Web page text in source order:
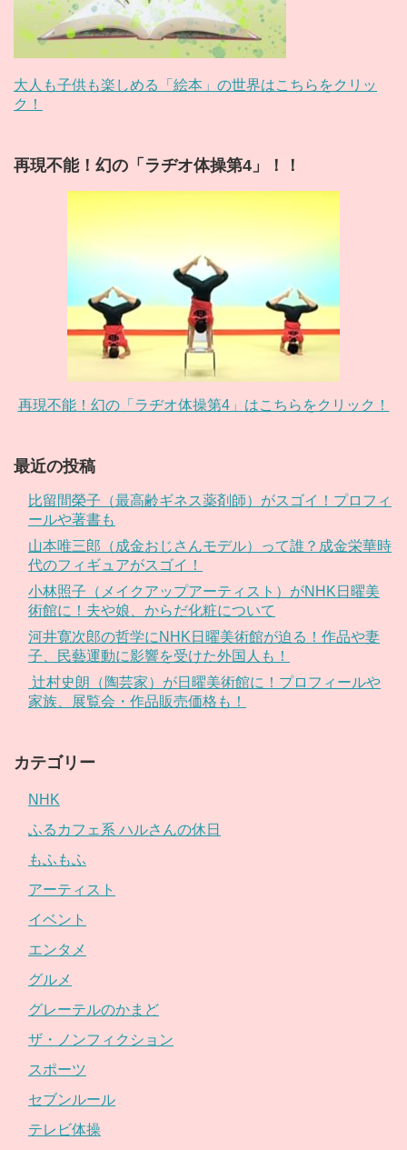
大人も子供も楽しめる「絵本」の世界はこちらをクリッ
ク！
再現不能！幻の「ラヂオ体操第4」！！
再現不能！幻の「ラヂオ体操第4」はこちらをクリック！
最近の投稿
比留間榮子（最高齢ギネス薬剤師）がスゴイ！プロフィ
ールや著書も
山本唯三郎（成金おじさんモデル）って誰？成金栄華時
代のフィギュアがスゴイ！
小林照子（メイクアップアーティスト）がNHK日曜美
術館に！夫や娘、からだ化粧について
河井寛次郎の哲学にNHK日曜美術館が迫る！作品や妻
子、民藝運動に影響を受けた外国人も！
辻村史朗（陶芸家）が日曜美術館に！プロフィールや
家族、展覧会・作品販売価格も！
カテゴリー
NHK
ふるカフェ系 ハルさんの休日
もふもふ
アーティスト
イベント
エンタメ
グルメ
グレーテルのかまど
ザ・ノンフィクション
スポーツ
セブンルール
テレビ体操